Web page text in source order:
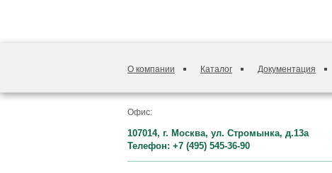
О компании Каталог Документация
Офис:
107014, г. Москва, ул. Стромынка, д.13а
Телефон: +7 (495) 545-36-90